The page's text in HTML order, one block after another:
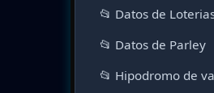
📂 Datos de
📂 Datos de Parley
📂 Hipodromo de